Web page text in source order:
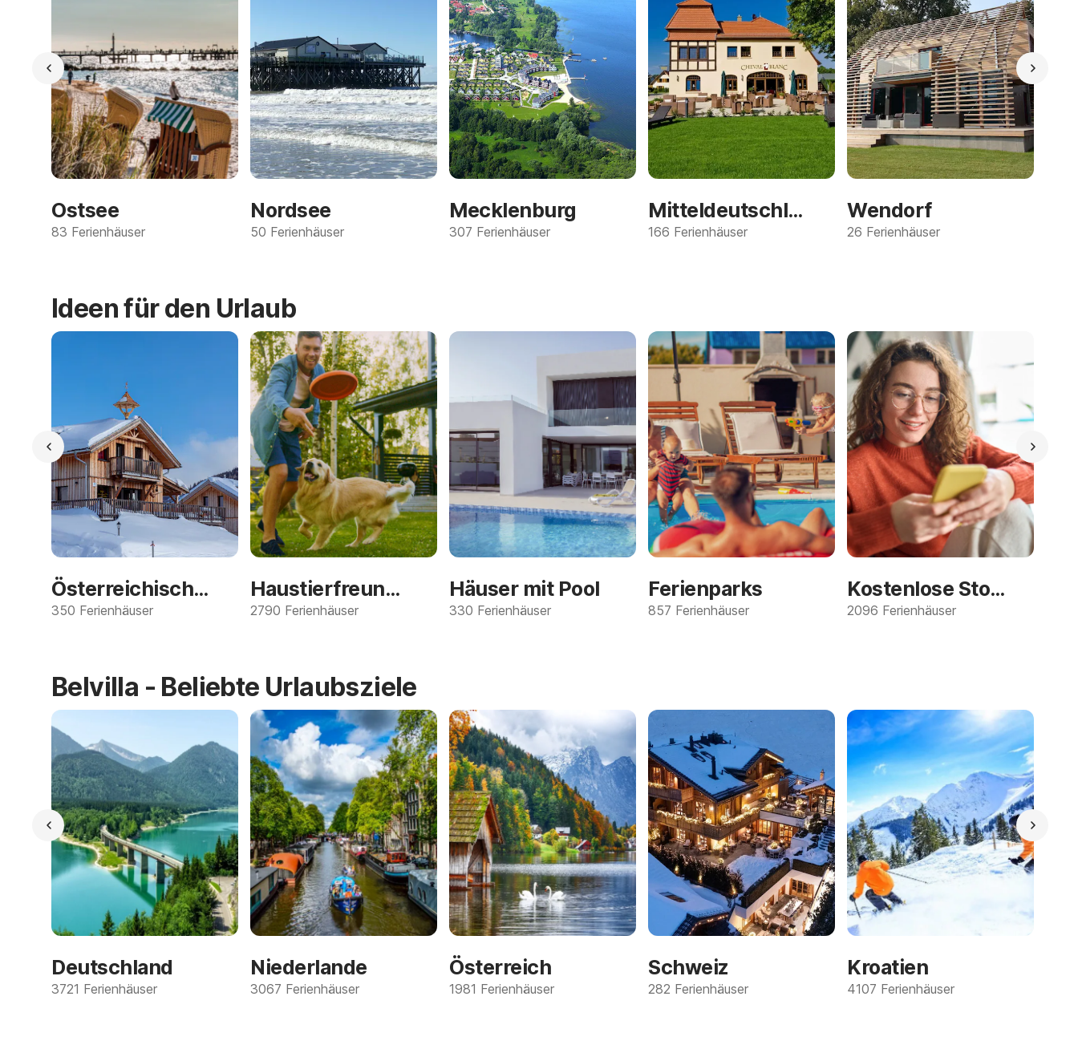
Ostsee
83 Ferienhäuser
Nordsee
50 Ferienhäuser
Mecklenburg
307 Ferienhäuser
Mitteldeutschland
166 Ferienhäuser
Wendorf
26 Ferienhäuser
Ideen für den Urlaub
Österreichische Alpen
350 Ferienhäuser
Haustierfreundlich
2790 Ferienhäuser
Häuser mit Pool
330 Ferienhäuser
Ferienparks
857 Ferienhäuser
Kostenlose Stornierung
2096 Ferienhäuser
Belvilla - Beliebte Urlaubsziele
Deutschland
3721 Ferienhäuser
Niederlande
3067 Ferienhäuser
Österreich
1981 Ferienhäuser
Schweiz
282 Ferienhäuser
Kroatien
4107 Ferienhäuser